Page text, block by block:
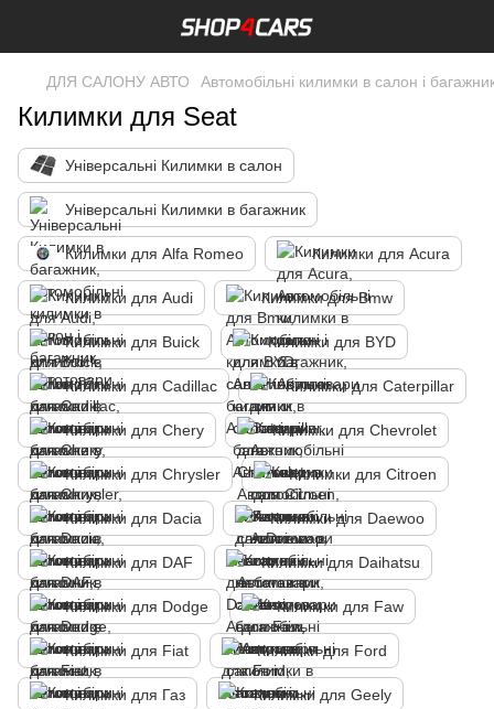
ДЛЯ САЛОНУ АВТО Автомобільні килимки в салон і
Килимки для Seat
Універсальні Килимки в салон
Універсальні Килимки в багажник
Килимки для Alfa Romeo Килимки для Acura
Килимки для Audi Килимки для Bmw
Килимки для Buick Килимки для BYD
Килимки для Cadillac Килимки для Caterpillar
Килимки для Chery Килимки для Chevrolet
Килимки для Chrysler Килимки для Citroen
Килимки для Dacia Килимки для Daewoo
Килимки для DAF Килимки для Daihatsu
Килимки для Dodge Килимки для Faw
Килимки для Fiat Килимки для Ford
Килимки для Газ Килимки для Geely